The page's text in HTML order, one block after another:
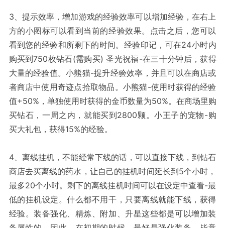
3、提示效率，增加游戏的经验效率可以增加经验，在右上
方的小图标可以看到当前的经验效果。点击之后，您可以
看到您的经验和所剩下的时间。经验印记，可在24小时内
购买到750枚钻石(需购买) 圣光祝福-在三十分钟后，获得
大量的经验值。小熊猫-提升经验效率，并且可以在商店或
者商店中使用奇迹点拾取物品。小熊猫-使用时获得的经验
值+50%，单独使用时获得的金币数量为50%。在商场里购
买钻石，一周之内，就能买到2800颗。小王子的宠物-购
买大礼包，获得15%的经验。
4、离线挂机，不能经常下线的话，可以直接下线，到钻石
商店去买离线的药水，让自己的挂机时间延长到5个小时，
最多20个小时。剩下的离线挂机时间可以在设定中查看-最
低的挂机设定。什么都不用干，只要离线就能下线，获得
经验。装备强化、精炼、附加、升星这些都是可以增加装